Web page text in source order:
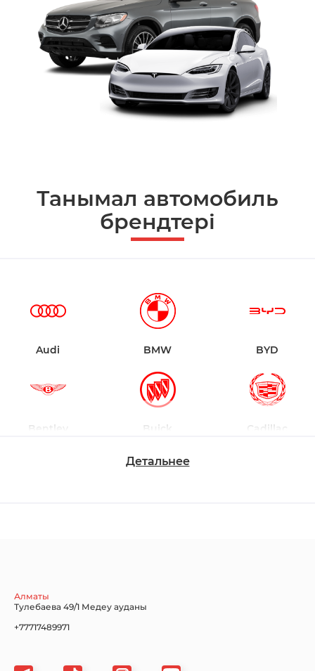
Танымал автомобиль
брендтері
Audi BMW BYD
Bentley Buick Cadillac
Jaguar Jeep
Детальнее
Алматы
Тулебаева 49/1 Медеу ауданы
+77717489971